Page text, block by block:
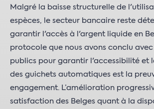
Malgré la baisse structurelle de
espèces, le secteur bancaire reste
garantir l'accès à l'argent liquide en
protocole que nous avons conclu
publics pour garantir l'accessibilité et
des guichets automatiques est la
engagement. L’amélioration
satisfaction des Belges quant à la